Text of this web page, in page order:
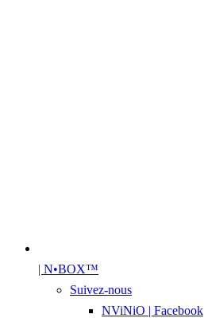
| N•BOX™
Suivez-nous
NViNiO | Facebook